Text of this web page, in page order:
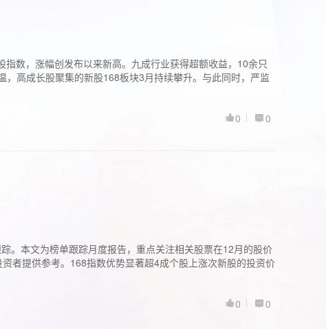
数，涨幅创发布以来新高。九成行业获得超额收益，10余只
，高成长股聚集的新股168板块3月持续攀升。与此同时，严监
0
0
。本文为榜单跟踪月度报告，重点关注相关股票在12月的股价
者提供参考。168指数优势显著超4成个股上涨次新股的投资价
0
0